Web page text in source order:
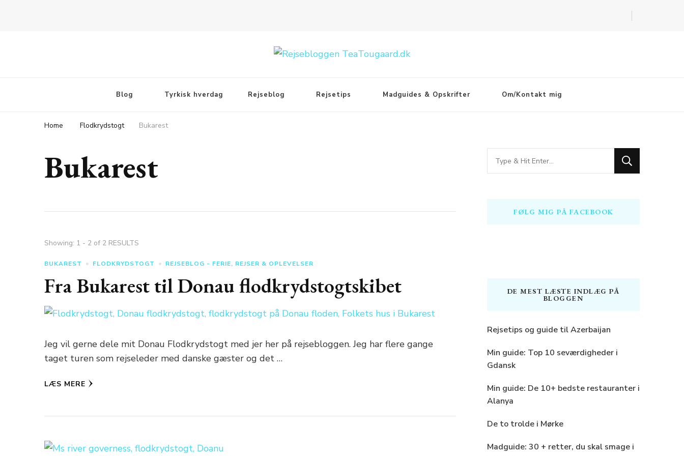
Blog Tyrkisk hverdag Rejseblog Rejsetips Madguides & Opskrifter Om/Kontakt mig
Home Flodkrydstogt Bukarest
Bukarest
Showing: 1 - 2 of 2 RESULTS
BUKAREST FLODKRYDSTOGT REJSEBLOG - FERIE, REJSER & OPLEVELSER
Fra Bukarest til Donau flodkrydstogtskibet
Jeg vil gerne dele mit Donau Flodkrydstogt med jer her på rejsebloggen. Jeg har flere gange
taget turen som rejseleder med danske gæster og det …
LÆS MERE
Looking
for
FØLG MIG PÅ FACEBOOK
DE MEST LÆSTE INDLÆG PÅ
BLOGGEN
Rejsetips og guide til Azerbaijan
Min guide: Top 10 seværdigheder i
Gdansk
Min guide: De 10+ bedste restauranter i
Alanya
De to trolde i Mørke
Madguide: 30 + retter, du skal smage i